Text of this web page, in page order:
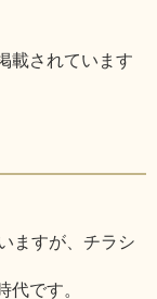
載されています
ますが、チラシ
です。